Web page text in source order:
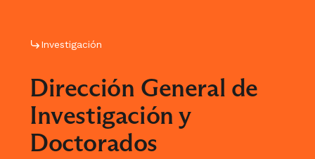
Investigación
Dirección General de
Investigación y
Doctorados